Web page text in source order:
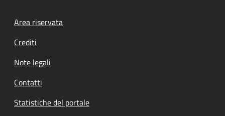
Footer menu
Area riservata
Crediti
Note legali
Contatti
Statistiche del portale